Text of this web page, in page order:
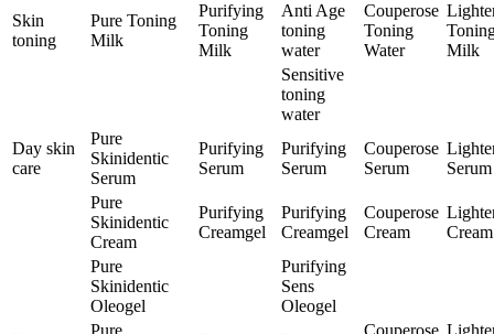
Skin
toning
Pure Toning
Milk
Purifying
Toning
Milk
Anti Age
toning
water
Couperose
Toning
Water
Milk
Sensitive
toning
water
Day skin
care
Pure
Skinidentic
Serum
Purifying
Serum
Purifying
Serum
Couperose
Serum
Serum
Pure
Skinidentic
Cream
Purifying
Creamgel
Purifying
Creamgel
Couperose
Cream
Cream
Pure
Skinidentic
Oleogel
Purifying
Sens
Oleogel